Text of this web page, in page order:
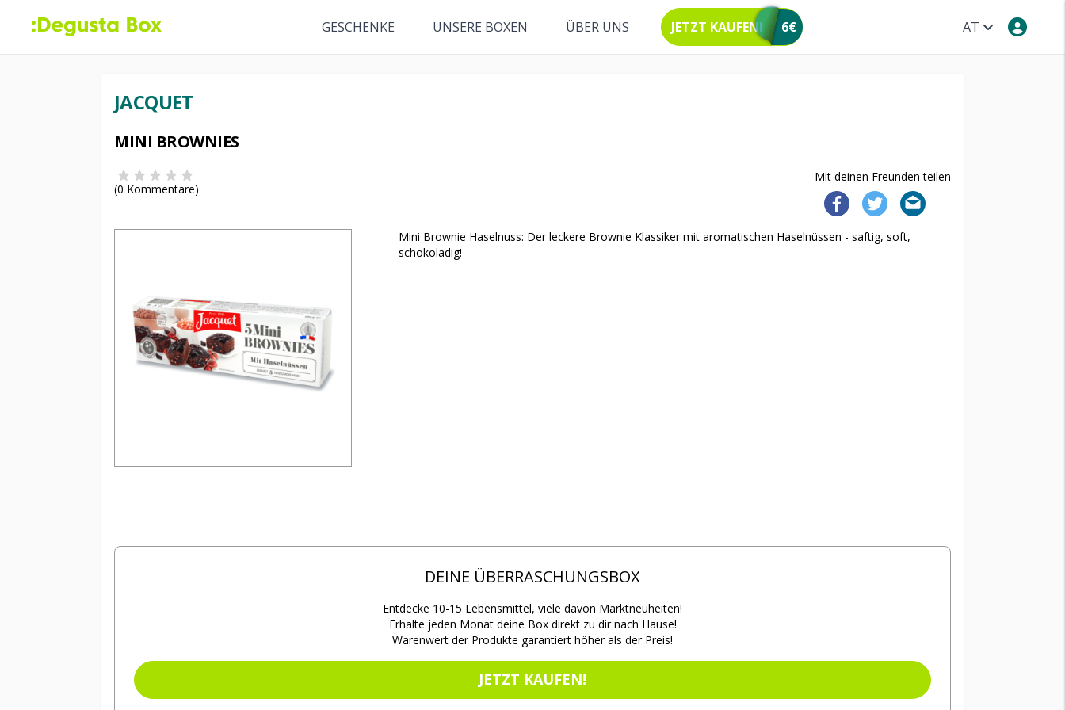
AT
GESCHENKE UNSERE BOXEN ÜBER UNS JETZT KAUFEN! 6€
JACQUET
MINI BROWNIES
Mit deinen Freunden teilen
(0 Kommentare)
Mini Brownie Haselnuss: Der leckere Brownie Klassiker mit aromatischen Haselnüssen - saftig, soft,
schokoladig!
DEINE ÜBERRASCHUNGSBOX
Entdecke 10-15 Lebensmittel, viele davon Marktneuheiten!
Erhalte jeden Monat deine Box direkt zu dir nach Hause!
Warenwert der Produkte garantiert höher als der Preis!
JETZT KAUFEN!